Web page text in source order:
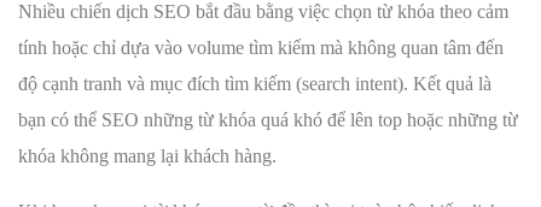
Nhiều chiến dịch SEO bắt đầu bằng việc chọn từ khóa theo cảm
tính hoặc chỉ dựa vào volume tìm kiếm mà không quan tâm đến
độ cạnh tranh và mục đích tìm kiếm (search intent). Kết quả là
bạn có thể SEO những từ khóa quá khó để lên top hoặc những từ
khóa không mang lại khách hàng.